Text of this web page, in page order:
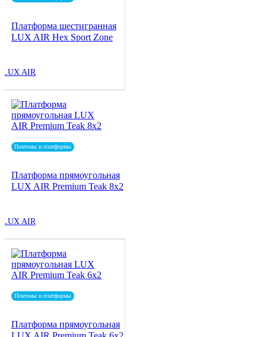
Платформа шестигранная
LUX AIR Hex Sport Zone
LUX AIR
Понтоны и платформы
Платформа прямоугольная
LUX AIR Premium Teak 8x2
LUX AIR
Понтоны и платформы
Платформа прямоугольная